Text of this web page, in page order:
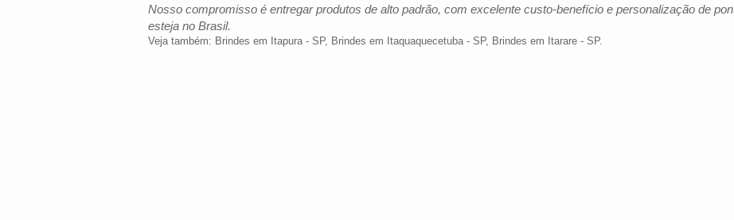
Nosso compromisso é entregar produtos de alto padrão, com excelente custo-benefício e personalização de
esteja no Brasil.
Veja também: Brindes em Itapura - SP, Brindes em Itaquaquecetuba - SP, Brindes em Itarare - SP.